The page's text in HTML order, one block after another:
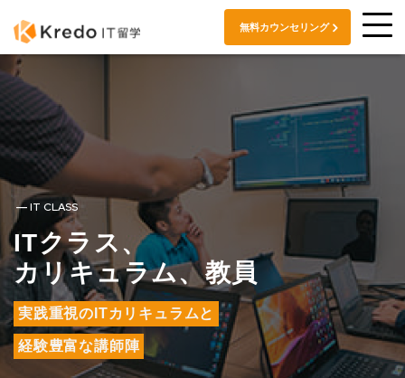
無料カウンセリング
IT CLASS
ITクラス、
カリキュラム、教員
実践重視のITカリキュラムと
経験豊富な講師陣